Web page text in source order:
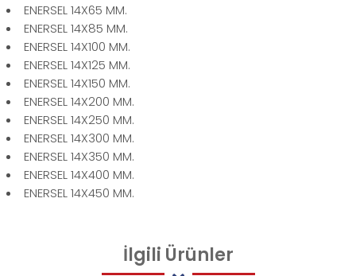
ENERSEL 14X65 MM.
ENERSEL 14X85 MM.
ENERSEL 14X100 MM.
ENERSEL 14X125 MM.
ENERSEL 14X150 MM.
ENERSEL 14X200 MM.
ENERSEL 14X250 MM.
ENERSEL 14X300 MM.
ENERSEL 14X350 MM.
ENERSEL 14X400 MM.
ENERSEL 14X450 MM.
İlgili Ürünler